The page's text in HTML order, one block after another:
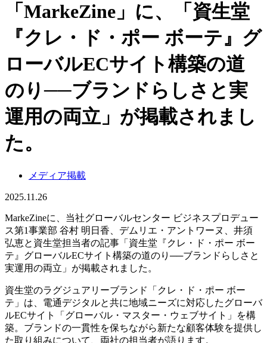
「MarkeZine」に、「資生堂
『クレ・ド・ポー ボーテ』グ
ローバルECサイト構築の道
のり──ブランドらしさと実
運用の両立」が掲載されまし
た。
メディア掲載
2025.11.26
MarkeZineに、当社グローバルセンター ビジネスプロデュー
ス第1事業部 谷村 明日香、デムリエ・アントワーヌ、井須
弘恵と資生堂担当者の記事「資生堂『クレ・ド・ポー ボー
テ』グローバルECサイト構築の道のり──ブランドらしさと
実運用の両立」が掲載されました。
資生堂のラグジュアリーブランド「クレ・ド・ポー ボー
テ」は、電通デジタルと共に地域ニーズに対応したグローバ
ルECサイト「グローバル・マスター・ウェブサイト」を構
築。ブランドの一貫性を保ちながら新たな顧客体験を提供し
た取り組みについて、両社の担当者が語ります。